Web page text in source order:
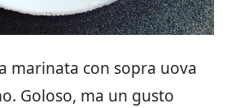
marinata con sopra uova
Goloso, ma un gusto